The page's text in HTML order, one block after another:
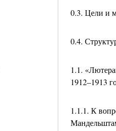
0.3. Цели и
0.4.
1.1.
1912–1913
1.1.1. К